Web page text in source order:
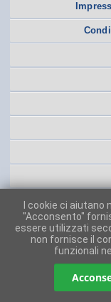
I cookie ci
"Acconsento"
essere utilizzati
non fornisce il
funzionali